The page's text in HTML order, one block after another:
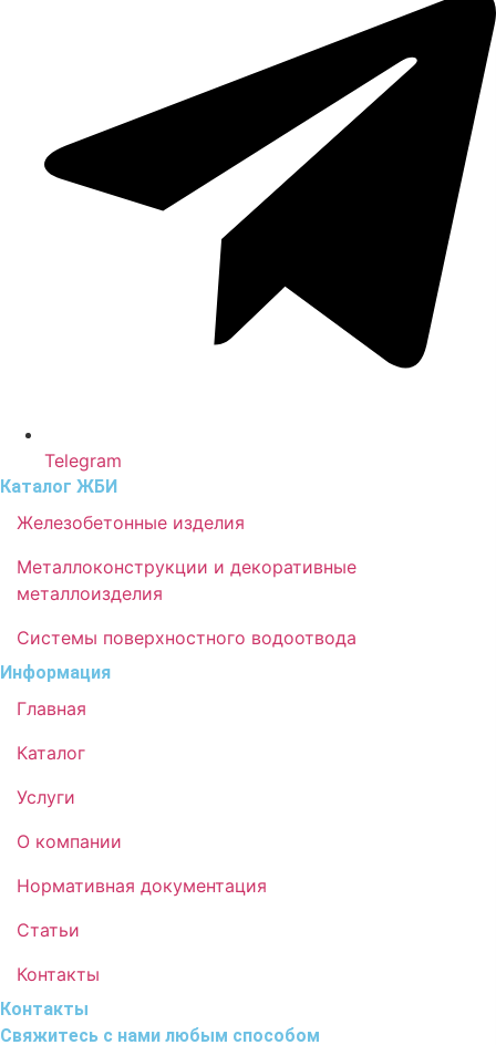
Telegram
Каталог ЖБИ
Железобетонные изделия
Металлоконструкции и декоративные
металлоизделия
Системы поверхностного водоотвода
Информация
Главная
Каталог
Услуги
О компании
Нормативная документация
Статьи
Контакты
Контакты
Свяжитесь с нами любым способом